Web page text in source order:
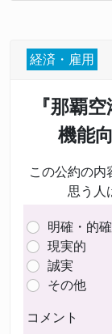
経済・雇用
『那覇
機能
この公約の内
思う人
明確・的確
現実的
誠実
その他
コメント